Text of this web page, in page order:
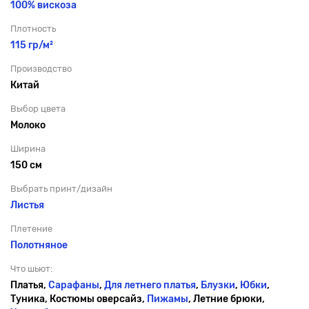
100% вискоза
Плотность
115 гр/м²
Производство
Китай
Выбор цвета
Молоко
Ширина
150 см
Выбрать принт/дизайн
Листья
Плетение
Полотняное
Что шьют:
Платья, Сарафаны, Для летнего платья, Блузки, Юбки,
Туника, Костюмы оверсайз, Пижамы, Летние брюки,